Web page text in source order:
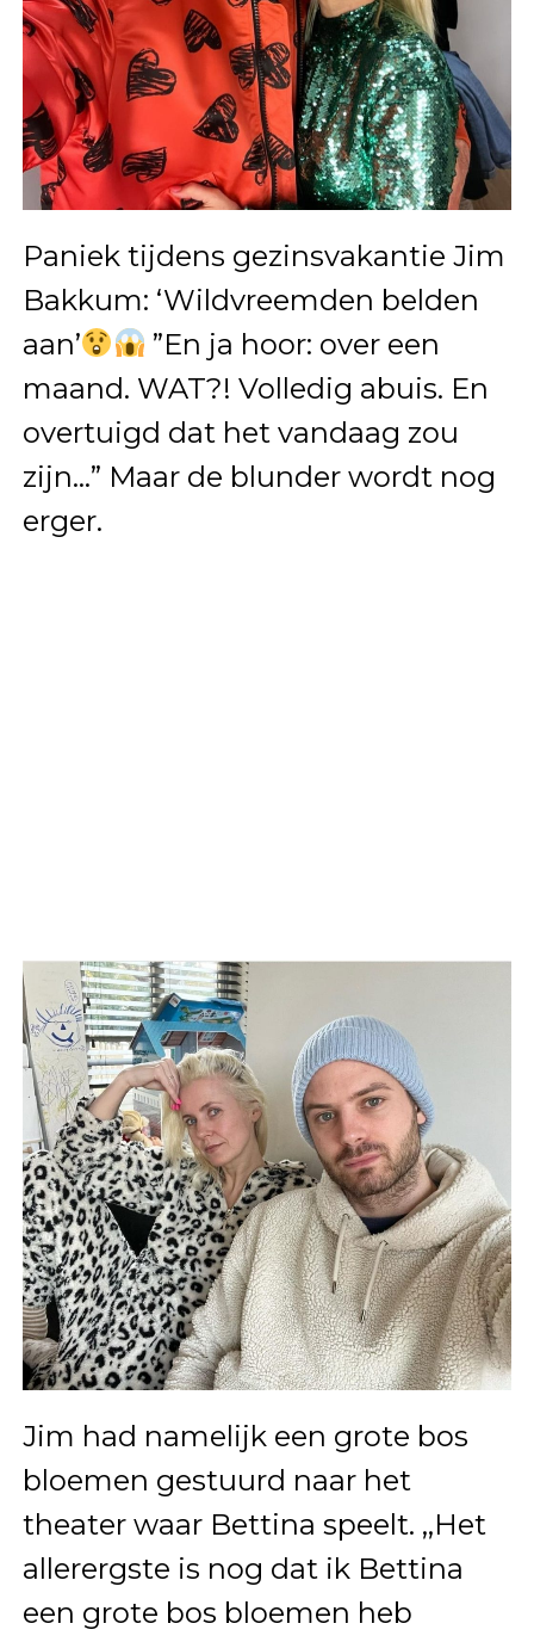
Paniek tijdens gezinsvakantie Jim
Bakkum: ‘Wildvreemden belden
aan’
”En ja hoor: over een
maand. WAT?! Volledig abuis. En
overtuigd dat het vandaag zou
zijn…” Maar de blunder wordt nog
erger.
Jim had namelijk een grote bos
bloemen gestuurd naar het
theater waar Bettina speelt. ,,Het
allerergste is nog dat ik Bettina
een grote bos bloemen heb